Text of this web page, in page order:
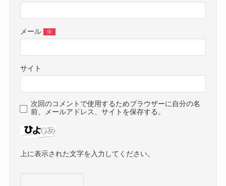
メール ※
サイト
次回のコメントで使用するためブラウザーに自分の名
前、メールアドレス、サイトを保存する。
上に表示された文字を入力してください。